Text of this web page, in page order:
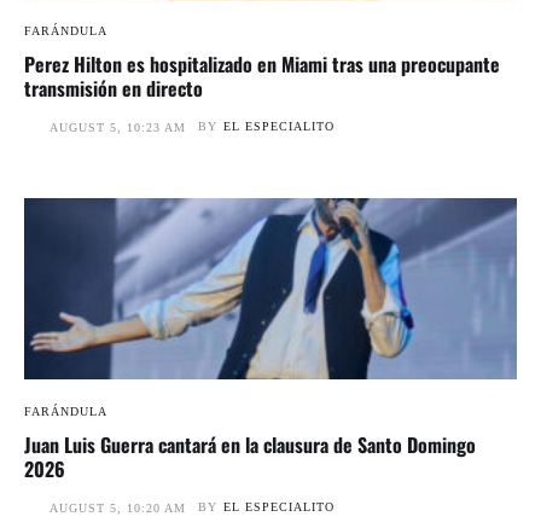
FARÁNDULA
Perez Hilton es hospitalizado en Miami tras una preocupante
transmisión en directo
AUGUST 5, 10:23 AM BY EL ESPECIALITO
FARÁNDULA
Juan Luis Guerra cantará en la clausura de Santo Domingo
2026
AUGUST 5, 10:20 AM BY EL ESPECIALITO